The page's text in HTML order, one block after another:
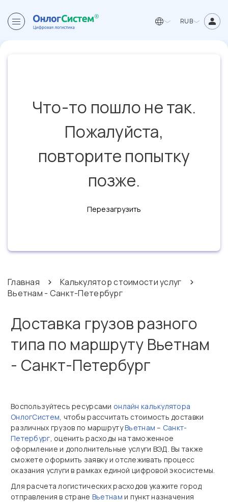
RUB
Что-то пошло не так.
Пожалуйста,
повторите попытку
позже.
Перезагрузить
Главная
Калькулятор стоимости услуг
Вьетнам - Санкт-Петербург
Доставка грузов разного
типа по маршруту Вьетнам
- Санкт-Петербург
Воспользуйтесь ресурсами онлайн калькулятора
ОнлогСистем, чтобы рассчитать стоимость доставки
различных грузов по маршрутуВьетнам – Санкт-
Петербург, оценить расходы на таможенное
оформление и дополнительные услуги ВЭД. Вы также
сможете оформить заявку и отслеживать процесс
оказания услуги в рамках единой цифровой экосистемы.
Для расчета логистических расходов укажите город
отправления в стране Вьетнам и пункт назначения